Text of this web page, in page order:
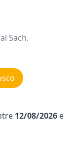
Sach.
12/08/2026 e